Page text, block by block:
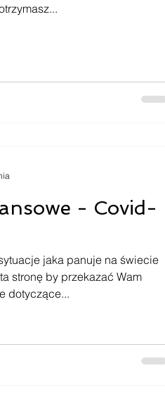
- Covid-
jaka panuje na świecie
stronę by przekazać Wam
dotyczące...